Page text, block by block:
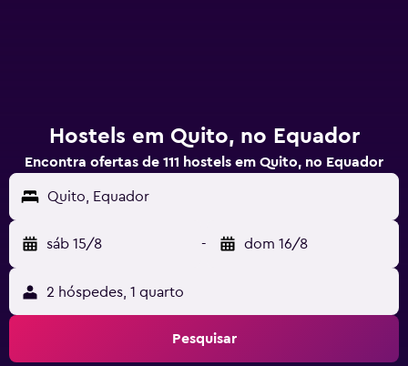
Hostels em Quito, no Equador
Encontra ofertas de 111 hostels em Quito, no Equador
Quito, Equador
sáb 15/8 - dom 16/8
2 hóspedes, 1 quarto
Pesquisar